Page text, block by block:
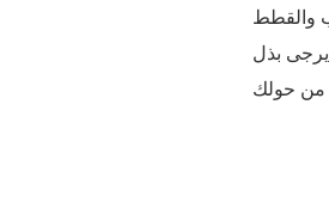
والقطط
يرجى بذل